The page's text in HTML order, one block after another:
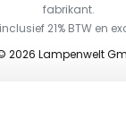
fabrikant.
21% BTW en
2026 Lampenwelt